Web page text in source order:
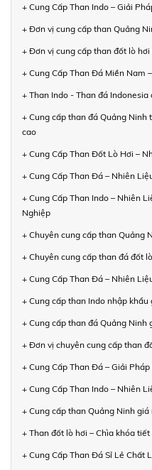
+ Cung Cấp Than Indo – Giải
+ Đơn vị cung cấp than Quảng
+ Đơn vị cung cấp than đốt lò
+ Cung Cấp Than Đá Miền Nam
+ Than Indo - Than đá
+ Cung cấp than đá Quảng
cao
+ Cung Cấp Than Đốt Lò Hơi –
+ Cung Cấp Than Đá – Nhiên
+ Cung Cấp Than Indo – Nhiên
Nghiệp
+ Chuyên cung cấp than Quảng
+ Chuyên cung cấp than đá đốt
+ Cung Cấp Than Đá – Nhiên
+ Cung cấp than Indo nhập
+ Cung cấp than đá Quảng Ninh
+ Đơn vị chuyên cung cấp than
+ Cung Cấp Than Đá – Giải
+ Cung Cấp Than Indo – Nhiên
+ Cung cấp than Quảng Ninh
+ Than đốt lò hơi – Chìa khóa
+ Cung Cấp Than Đá Sỉ Lẻ Chất